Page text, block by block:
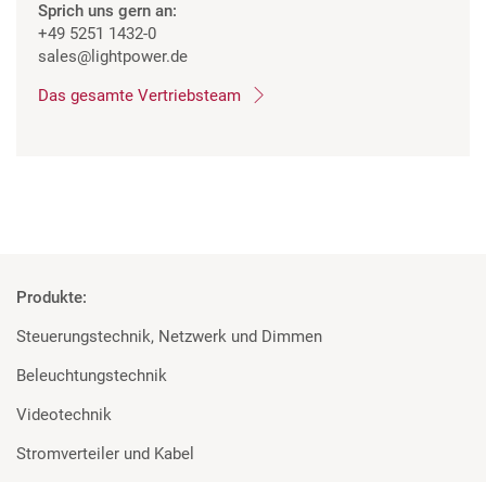
Sprich uns gern an:
+49 5251 1432-0
sales@lightpower.de
Das gesamte Vertriebsteam
Produkte:
Steuerungstechnik, Netzwerk und Dimmen
Beleuchtungstechnik
Videotechnik
Stromverteiler und Kabel